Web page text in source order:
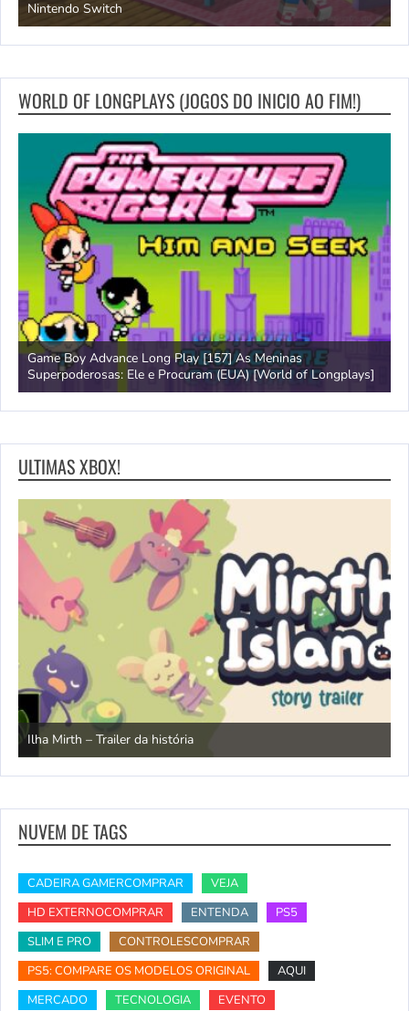
Nintendo Switch
WORLD OF LONGPLAYS (JOGOS DO INICIO AO FIM!)
Game Boy Advance Long Play [157] As Meninas
Superpoderosas: Ele e Procuram (EUA) [World of Longplays]
ULTIMAS XBOX!
Ilha Mirth – Trailer da história
NUVEM DE TAGS
CADEIRA GAMERCOMPRAR
VEJA
HD EXTERNOCOMPRAR
ENTENDA
PS5
SLIM E PRO
CONTROLESCOMPRAR
PS5: COMPARE OS MODELOS ORIGINAL
AQUI
MERCADO
TECNOLOGIA
EVENTO